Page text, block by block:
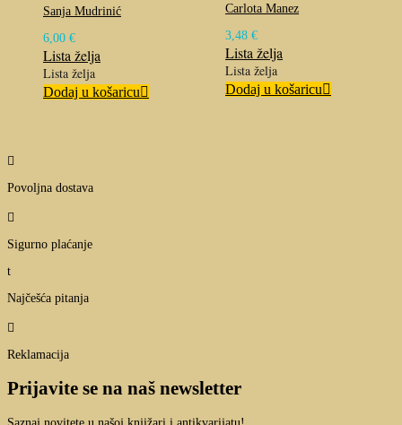
Sanja Mudrinić
6,00 €
Lista želja
Lista želja
Dodaj u košaricu
Carlota Manez
3,48€
Lista želja
Lista želja
Dodaj u košaricu

Povoljna dostava

Sigurno plaćanje
t
Najčešća pitanja

Reklamacija
Prijavite se na naš newsletter